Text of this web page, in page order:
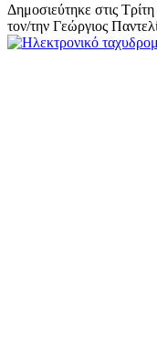
Δημοσιεύτηκε στις
τον/την Γεώργιος